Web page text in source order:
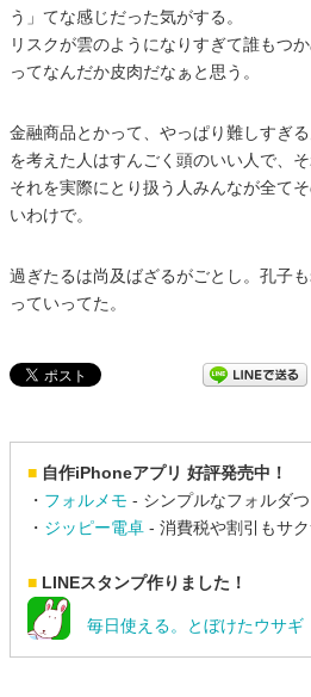
う」てな感じだった気がする。
リスクが雲のようになりすぎて誰もつ
ってなんだか皮肉だなぁと思う。
金融商品とかって、やっぱり難しすぎ
を考えた人はすんごく頭のいい人で、
それを実際にとり扱う人みんなが全て
いわけで。
過ぎたるは尚及ばざるがごとし。孔子
っていってた。
■ 自作iPhoneアプリ 好評発売中！
・ フォルメモ - シンプルなフォルダ
・ ジッピー電卓 - 消費税や割引もサク
■ LINEスタンプ作りました！
毎日使える。とぼけたウサギ